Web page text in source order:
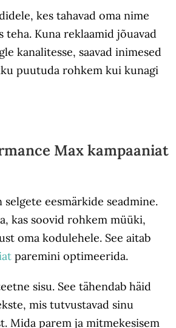
kes tahavad oma nime
teha. Kuna reklaamid jõuavad
kanalitesse, saavad inimesed
puutuda rohkem kui kunagi
Max kampaaniat
selgete eesmärkide seadmine.
kas soovid rohkem müüki,
oma kodulehele. See aitab
paremini optimeerida.
sisu. See tähendab häid
mis tutvustavad sinu
Mida parem ja mitmekesisem